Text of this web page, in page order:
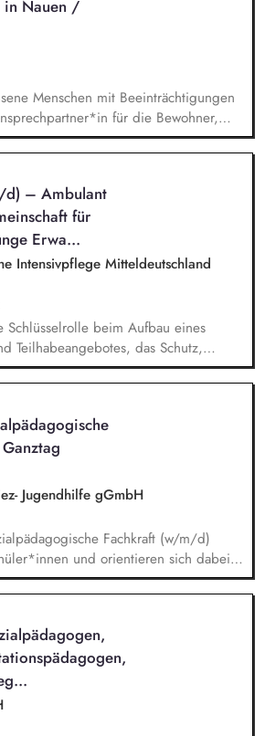
und Behörden.
in Nauen /
Menschen mit Beeinträchtigungen
für die Bewohner,
Sie entwickeln
individuelle Ziele. Sie sorgen
Wohnumfeld. Sie arbeiten
und Fachdiensten zusammen.
Arbeit eigenständig und strukturiert.
d) – Ambulant
für
Erwa...
Intensivpflege Mitteldeutschland
Schlüsselrolle beim Aufbau eines
Teilhabeangebotes, das Schutz,
und individuelle Förderung
Fachliche und organisatorische
Teams, Sicherstellung einer
Betreuung und Förderung der
und Urlaubsplanung sowie
und Weiterentwicklung des
Konzeptes,
und Dokumentation gemäß
XI.
Jugendhilfe gGmbH
Fachkraft (w/m/d)
und orientieren sich dabei
abgestimmten, integrierten
betreuen die Hausaufgaben. Sie
in Schulklassen und gestalten den
Freizeitangebote und Projekte an.
und arbeiten
Schulpädagog*innen und ggf.